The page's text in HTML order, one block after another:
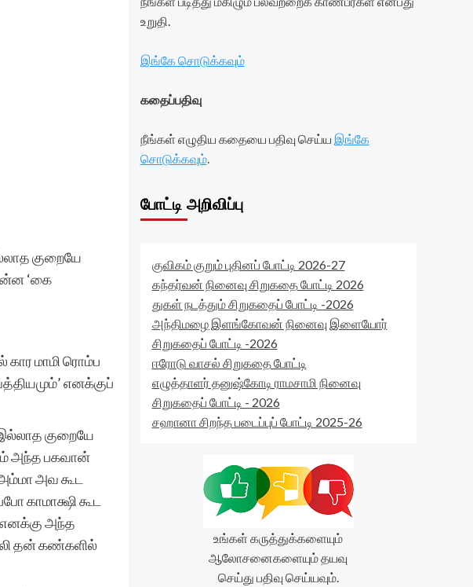
குறையே
‘கை
மாமி ரொம்ப
எனக்குப்
குறையே
அந்த பகவான்
அவ கூட
காமாக்ஷி கூட
எனக்கு அந்த
தன் கண்களில்
உறுதி.
இங்கே சொடுக்கவும்
கதைப்பதிவு
நீங்கள் எழுதிய கதையை பதிவு செய்ய இங்கே
சொடுக்கவும்.
போட்டி அறிவிப்பு
குவிகம் குறும் புதினப் போட்டி 2026-27
கந்தர்வன் நினைவு சிறுகதை போட்டி 2026
துகள் நடத்தும் சிறுகதைப் போட்டி -2026
அந்திமழை இளங்கோவன் நினைவு இளையோர்
சிறுகதைப் போட்டி -2026
ஈரோடு வாசல் சிறுகதை போட்டி
எழுத்தாளர் தனுஷ்கோடி ராமசாமி நினைவு
சிறுகதைப் போட்டி - 2026
சஹானா சிறந்த படைப்புப் போட்டி 2025-26
உங்கள் கருத்துக்களையும்
ஆலோசனைகளையும் தயவு
செய்து பதிவு செய்யவும்.